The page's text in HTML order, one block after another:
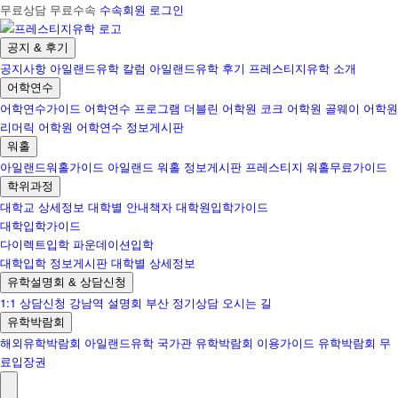
무료상담 무료수속 수속회원 로그인
공지 & 후기
공지사항 아일랜드유학 칼럼 아일랜드유학 후기 프레스티지유학 소개
어학연수
어학연수가이드 어학연수 프로그램 더블린 어학원 코크 어학원 골웨이 어학원
리머릭 어학원 어학연수 정보게시판
워홀
아일랜드워홀가이드 아일랜드 워홀 정보게시판 프레스티지 워홀무료가이드
학위과정
대학교 상세정보 대학별 안내책자 대학원입학가이드
대학입학가이드
다이렉트입학 파운데이션입학
대학입학 정보게시판 대학별 상세정보
유학설명회 & 상담신청
1:1 상담신청 강남역 설명회 부산 정기상담 오시는 길
유학박람회
해외유학박람회 아일랜드유학 국가관 유학박람회 이용가이드 유학박람회 무
료입장권